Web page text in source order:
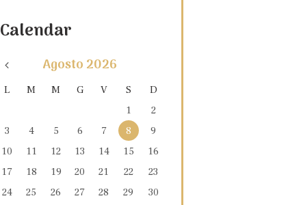
Calendar
Agosto 2026
L M M G V S
D
1
2
3
4 5 6 7 8
9
10
11 12 13 14 15
16
17
18 19 20 21 22
23
24
25 26 27 28 29
30